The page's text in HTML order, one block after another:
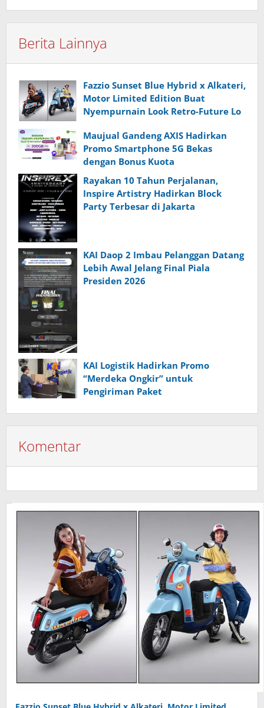
Berita Lainnya
Fazzio Sunset Blue Hybrid x Alkateri,
Motor Limited Edition Buat
Nyempurnain Look Retro-Future Lo
Maujual Gandeng AXIS Hadirkan
Promo Smartphone 5G Bekas
dengan Bonus Kuota
Rayakan 10 Tahun Perjalanan,
Inspire Artistry Hadirkan Block
Party Terbesar di Jakarta
KAI Daop 2 Imbau Pelanggan Datang
Lebih Awal Jelang Final Piala
Presiden 2026
KAI Logistik Hadirkan Promo
“Merdeka Ongkir” untuk
Pengiriman Paket
Komentar